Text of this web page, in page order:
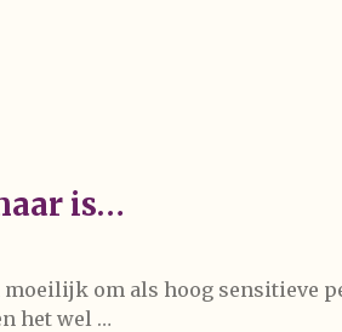
is…
om als hoog sensitieve
het wel …